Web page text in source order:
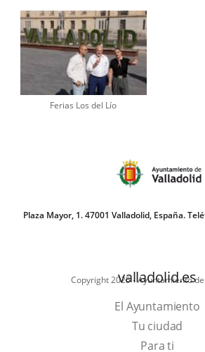
Ferias Los del Lío
Plaza Mayor, 1. 47001 Valladolid, España.
Copyright 2025 - Ayuntamiento
valladolid.es
El Ayuntamiento
Tu ciudad
Para ti